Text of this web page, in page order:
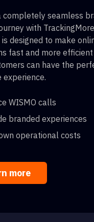
completely seamless
with
designed to make
fast and more
can have the
experience.
WISMO calls
branded experiences
operational costs
more